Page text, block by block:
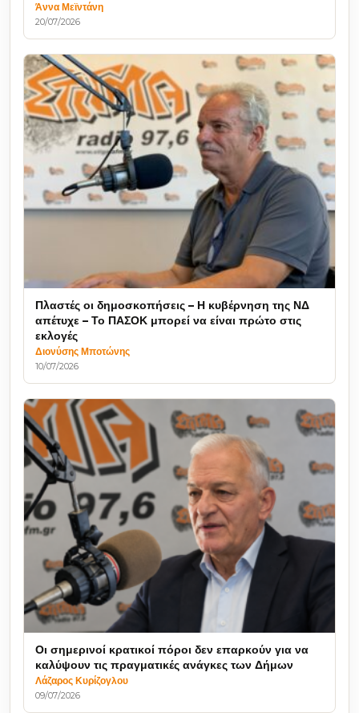
Άννα Μεϊντάνη
20/07/2026
Πλαστές οι δημοσκοπήσεις – Η κυβέρνηση της ΝΔ
απέτυχε – Το ΠΑΣΟΚ μπορεί να είναι πρώτο στις
εκλογές
Διονύσης Μποτώνης
10/07/2026
Οι σημερινοί κρατικοί πόροι δεν επαρκούν για να
καλύψουν τις πραγματικές ανάγκες των Δήμων
Λάζαρος Κυρίζογλου
09/07/2026